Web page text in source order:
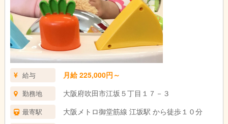
給与 月給 225,000円～
勤務地 大阪府吹田市江坂５丁目１７－３
最寄駅 大阪メトロ御堂筋線 江坂駅 から徒歩１０分